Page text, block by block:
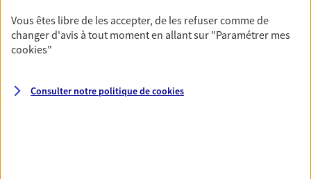
Découvrir l'offre Multirisque Entreprise
Vous êtes libre de les accepter, de les refuser comme de
changer d'avis à tout moment en allant sur "Paramétrer mes
cookies"
Consulter notre politique decookies